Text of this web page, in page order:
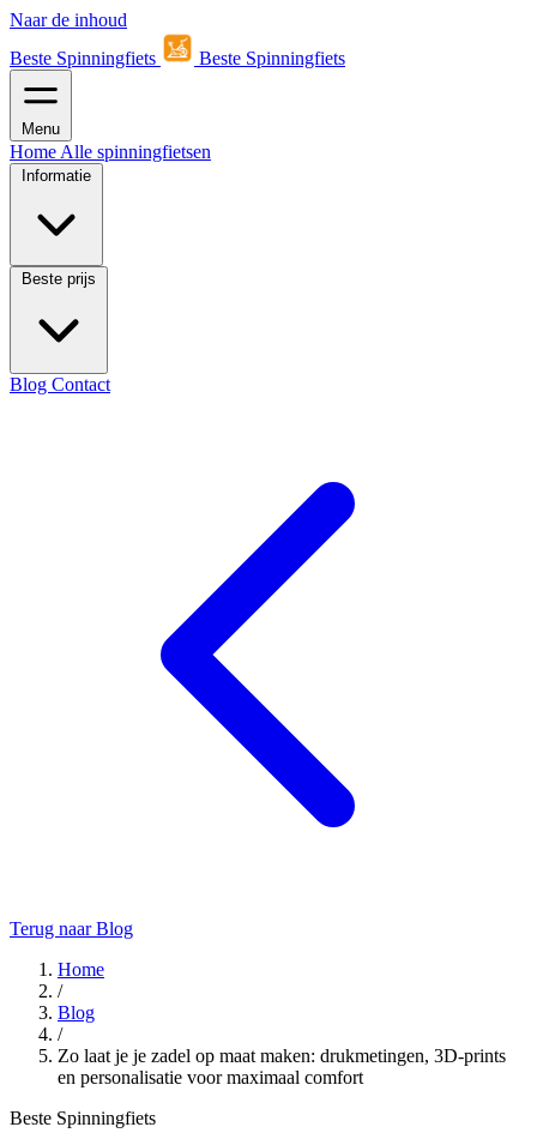
Naar de inhoud
Beste Spinningfiets
Beste Spinningfiets
Menu
Home Alle spinningfietsen
Informatie
Beste prijs
Blog Contact
Terug naar Blog
Home
/
Blog
/
Zo laat je je zadel op maat maken: drukmetingen, 3D‑prints
en personalisatie voor maximaal comfort
Beste Spinningfiets